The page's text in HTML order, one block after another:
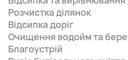
Розчистка ділянок
Відсипка доріг
Очищення водойм та
Благоустрій